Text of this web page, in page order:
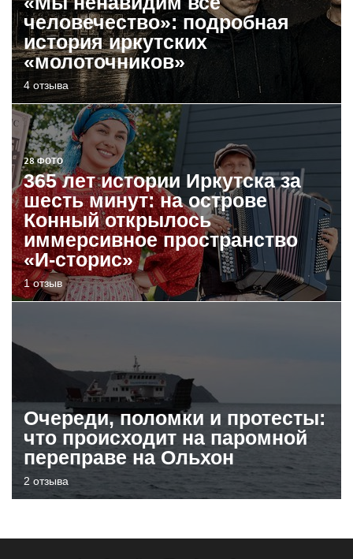
человечество»: подробная
история иркутских
«молоточников»
4 отзыва
28 ФОТО
365 лет истории Иркутска за
шесть минут: на острове
Конный открылось
иммерсивное пространство
«И-сторис»
1 отзыв
Очереди, поломки и протесты:
что происходит на паромной
переправе на Ольхон
2 отзыва